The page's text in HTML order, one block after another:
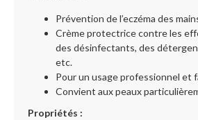
Prévention de l’eczéma des
Crème protectrice contre les
des désinfectants, des
etc.
Pour un usage professionnel et
Convient aux peaux
Propriétés :